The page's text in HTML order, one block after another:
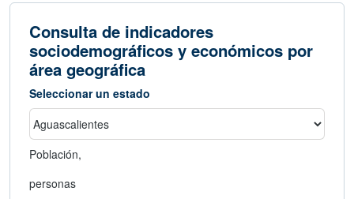
Consulta de indicadores
sociodemográficos y económicos por
área geográfica
Seleccionar un estado
Población,
personas